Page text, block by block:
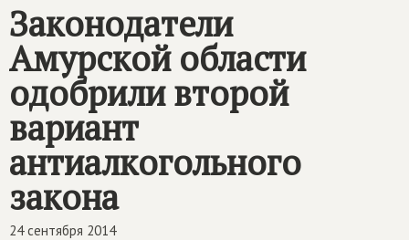
Законодатели
Амурской области
одобрили второй
вариант
антиалкогольного
закона
24 сентября 2014